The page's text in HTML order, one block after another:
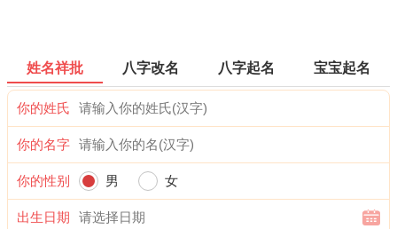
姓名祥批 八字改名 八字起名 宝宝起名
你的姓氏
你的名字
你的性别 男 女
出生日期